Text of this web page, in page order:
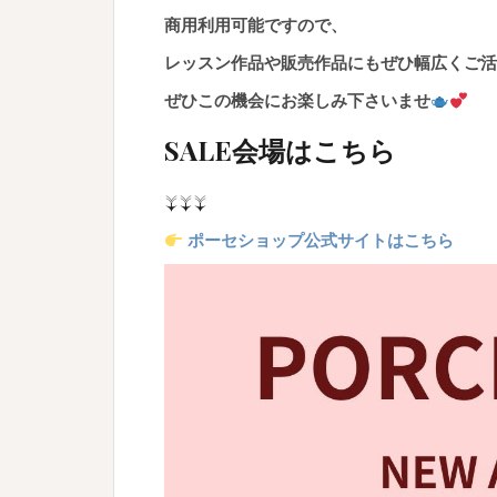
商用利用可能ですので、
レッスン作品や販売作品にもぜひ幅広くご
ぜひこの機会にお楽しみ下さいませ
SALE会場はこちら
↓↓↓
ポーセショップ公式サイトはこちら